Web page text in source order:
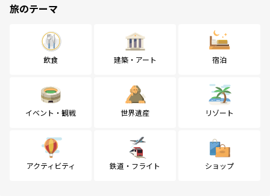
旅のテーマ
飲食 建築・アート 宿泊
イベント・観戦 世界遺産 リゾート
アクティビティ 鉄道・フライト ショップ